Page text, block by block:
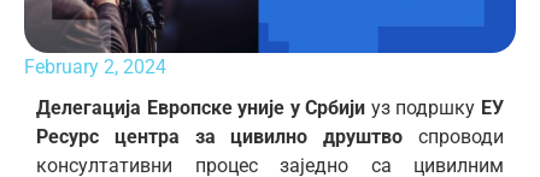
February 2, 2024
Делегација Европске уније у Србији уз подршку ЕУ
Ресурс центра за цивилно друштво спроводи
консултативни процес заједно са цивилним